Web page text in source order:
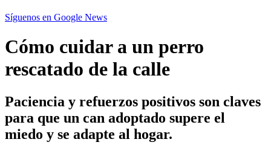
Síguenos en Google News
Cómo cuidar a un perro
rescatado de la calle
Paciencia y refuerzos positivos son claves
para que un can adoptado supere el
miedo y se adapte al hogar.